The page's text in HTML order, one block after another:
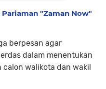
"Zaman Now"
berpesan agar
dalam menentukan
walikota dan wakil